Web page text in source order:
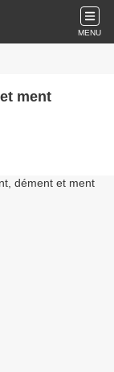
MENU
ment